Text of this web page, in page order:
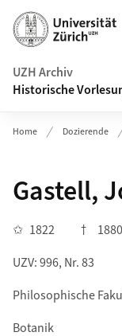
Navigation auf uzh.ch
UZH Archiv
Historische
Home Dozierende
Gastell,
✩ 1822 †
1880
UZV: 996, Nr. 83
Philosophische
Botanik